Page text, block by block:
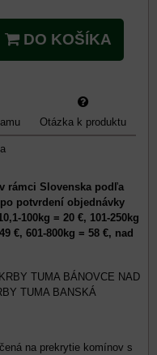
DO KOŠÍKA
Otázka k produktu
rámci Slovenska podľa
potvrdení objednávky
100kg = 20 €, 101-250kg
€, 601-800kg = 58 €, nad
KRBY TUMA BÁNOVCE NAD
TUMA BANSKÁ
na prekrytie komínov s